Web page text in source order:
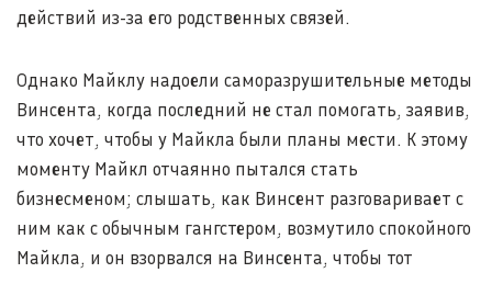
действий из-за его родственных связей.
Однако Майклу надоели саморазрушительные методы
Винсента, когда последний не стал помогать, заявив,
что хочет, чтобы у Майкла были планы мести. К этому
моменту Майкл отчаянно пытался стать
бизнесменом; слышать, как Винсент разговаривает с
ним как с обычным гангстером, возмутило спокойного
Майкла, и он взорвался на Винсента, чтобы тот